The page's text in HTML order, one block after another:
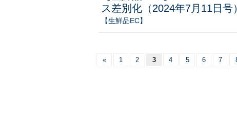
ス差別化（2024年7月11日号）
【生鮮品EC】
« 1 2 3 4 5 6 7